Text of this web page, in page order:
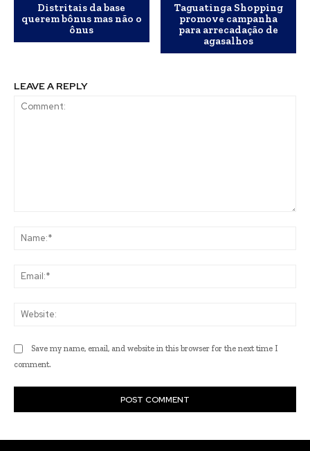
Distritais da base
querem bônus mas não o
ônus
Taguatinga Shopping
promove campanha
para arrecadação de
agasalhos
LEAVE A REPLY
Save my name, email, and website in this browser for the next time I
comment.